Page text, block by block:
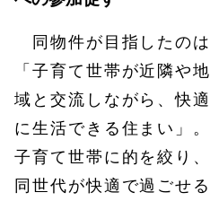
同物件が目指したのは
「子育て世帯が近隣や地
域と交流しながら、快適
に生活できる住まい」。
子育て世帯に的を絞り、
同世代が快適で過ごせる